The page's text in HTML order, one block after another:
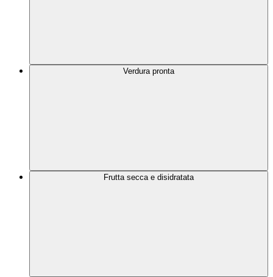
Verdura pronta
Frutta secca e disidratata